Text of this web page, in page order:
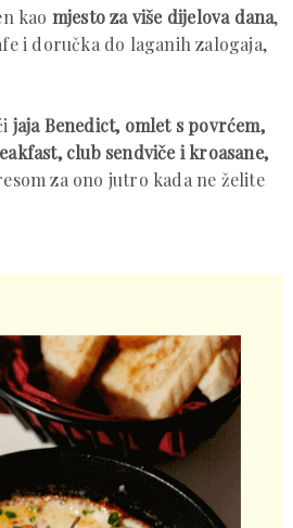
kao mjesto za više dijelova dana,
i doručka do laganih zalogaja,
jaja Benedict, omlet s povrćem,
club sendviče i kroasane,
za ono jutro kada ne želite